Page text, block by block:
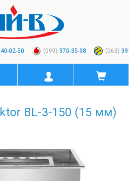
02-50 (099) 370-35-98 (063)
BL-3-150 (15 мм)